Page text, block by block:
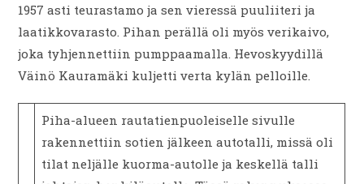
1957 asti teurastamo ja sen vieressä puuliiteri ja
laatikkovarasto. Pihan perällä oli myös verikaivo,
joka tyhjennettiin pumppaamalla. Hevoskyydillä
Väinö Kauramäki kuljetti verta kylän pelloille.
Piha-alueen rautatienpuoleiselle sivulle
rakennettiin sotien jälkeen autotalli, missä oli
tilat neljälle kuorma-autolle ja keskellä talli